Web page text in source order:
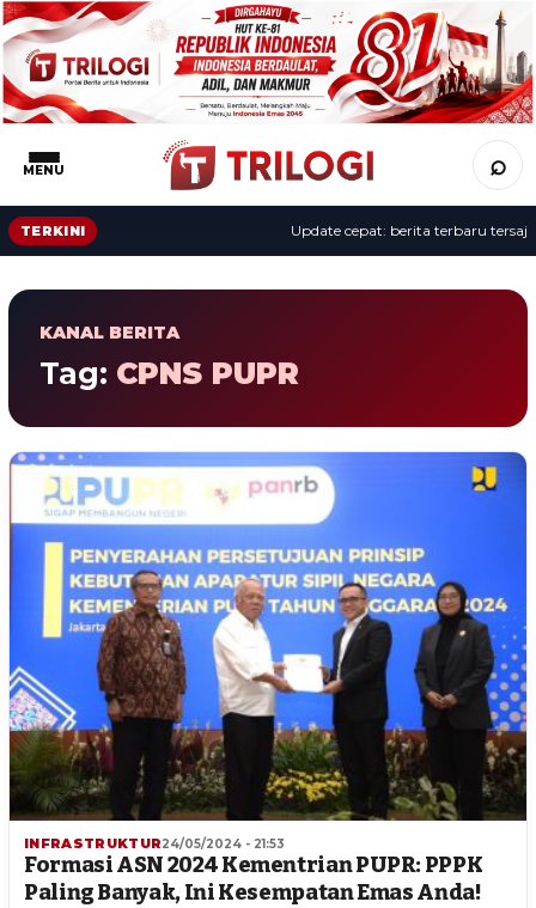
MENU ⌕
TERKINI Update cepat: berita terbaru tersaji
KANAL BERITA
Tag: CPNS PUPR
INFRASTRUKTUR24/05/2024 - 21:53
Formasi ASN 2024 Kementrian PUPR: PPPK
Paling Banyak, Ini Kesempatan Emas Anda!